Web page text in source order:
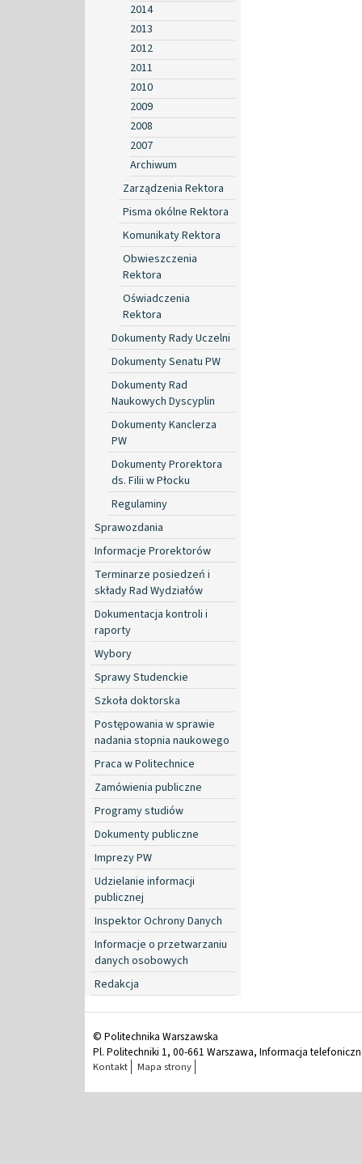
2014
2013
2012
2011
2010
2009
2008
2007
Archiwum
Zarządzenia Rektora
Pisma okólne Rektora
Komunikaty Rektora
Obwieszczenia
Rektora
Oświadczenia
Rektora
Dokumenty Rady Uczelni
Dokumenty Senatu PW
Dokumenty Rad
Naukowych Dyscyplin
Dokumenty Kanclerza
PW
Dokumenty Prorektora
ds. Filii w Płocku
Regulaminy
Sprawozdania
Informacje Prorektorów
Terminarze posiedzeń i
składy Rad Wydziałów
Dokumentacja kontroli i
raporty
Wybory
Sprawy Studenckie
Szkoła doktorska
Postępowania w sprawie
nadania stopnia naukowego
Praca w Politechnice
Zamówienia publiczne
Programy studiów
Dokumenty publiczne
Imprezy PW
Udzielanie informacji
publicznej
Inspektor Ochrony Danych
Informacje o przetwarzaniu
danych osobowych
Redakcja
© Politechnika Warszawska
Pl. Politechniki 1, 00-661 Warszawa, Informacja
Kontakt Mapa strony